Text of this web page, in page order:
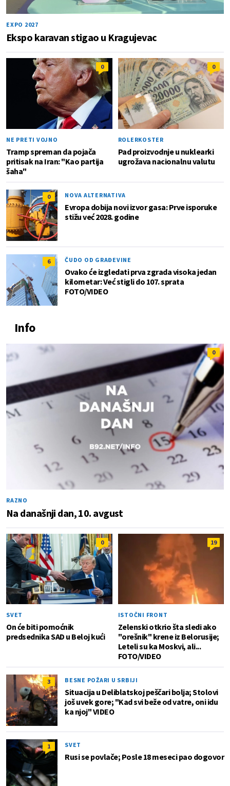
EXPO 2027
Ekspo karavan stigao u Kragujevac
0
NE PRETI VOJNO
Tramp spreman da pojača
pritisak na Iran: "Kao partija
šaha"
0
ROLERKOSTER
Pad proizvodnje u nuklearki
ugrožava nacionalnu valutu
0 NOVA ALTERNATIVA
Evropa dobija novi izvor gasa: Prve isporuke
stižu već 2028. godine
6 ČUDO OD GRAĐEVINE
Ovako će izgledati prva zgrada visoka jedan
kilometar: Već stigli do 107. sprata
FOTO/VIDEO
Info
0
RAZNO
Na današnji dan, 10. avgust
0
SVET
On će biti pomoćnik
predsednika SAD u Beloj kući
19
ISTOČNI FRONT
Zelenski otkrio šta sledi ako
"orešnik" krene iz Belorusije;
Leteli su ka Moskvi, ali...
FOTO/VIDEO
3 BESNE POŽARI U SRBIJI
Situacija u Deliblatskoj peščari bolja; Stolovi
još uvek gore; "Kad svi beže od vatre, oni idu
ka njoj" VIDEO
1 SVET
Rusi se povlače; Posle 18 meseci pao dogovor